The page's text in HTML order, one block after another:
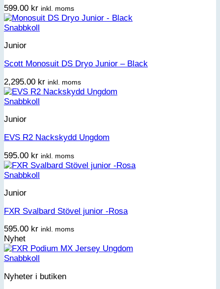
599.00 kr inkl. moms
Snabbkoll
Junior
Scott Monosuit DS Dryo Junior – Black
2,295.00 kr inkl. moms
Snabbkoll
Junior
EVS R2 Nackskydd Ungdom
595.00 kr inkl. moms
Snabbkoll
Junior
FXR Svalbard Stövel junior -Rosa
595.00 kr inkl. moms
Nyhet
Snabbkoll
Nyheter i butiken